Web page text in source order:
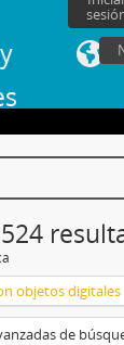
objetos digitales
de